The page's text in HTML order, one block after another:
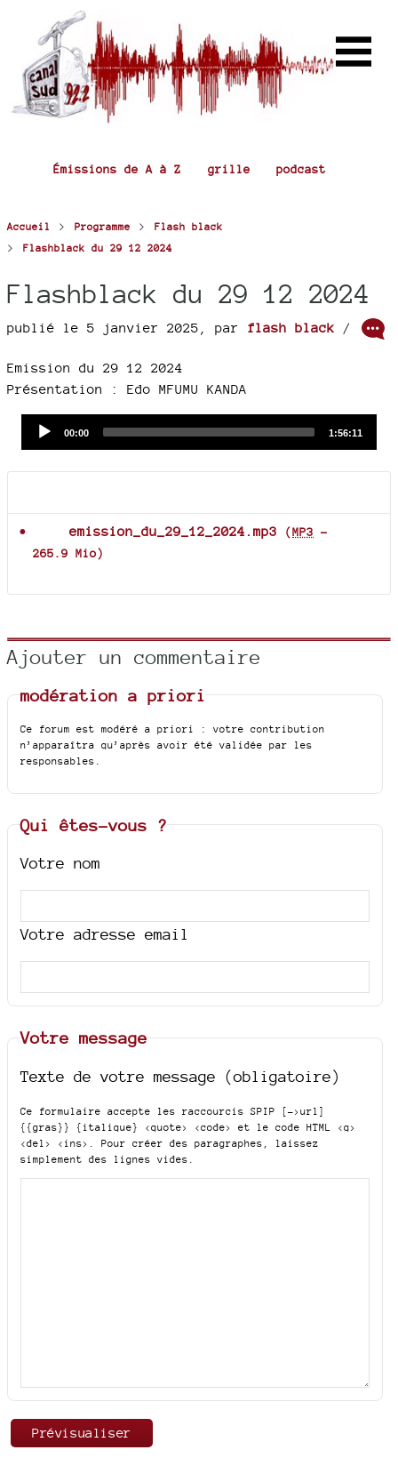
Émissions de A à Z grille podcast
Accueil > Programme > Flash black
> Flashblack du 29 12 2024
Flashblack du 29 12 2024
publié le 5 janvier 2025 par flash black /
Emission du 29 12 2024
Présentation : Edo MFUMU KANDA
Current
00:00
Total
1:56:11
emission_du_29_12_2024.mp3 (MP3 -
265.9 Mio)
Ajouter un commentaire
modération a priori
Ce forum est modéré a priori : votre contribution
n’apparaîtra qu’après avoir été validée par les
responsables.
Qui êtes-vous ?
Votre nom
Votre adresse email
Votre message
Texte de votre message (obligatoire)
Ce formulaire accepte les raccourcis SPIP
[->url]
{{gras}} {italique} <quote> <code>
et le code HTML <q>
<del> <ins>
. Pour créer des paragraphes, laissez
simplement des lignes vides.